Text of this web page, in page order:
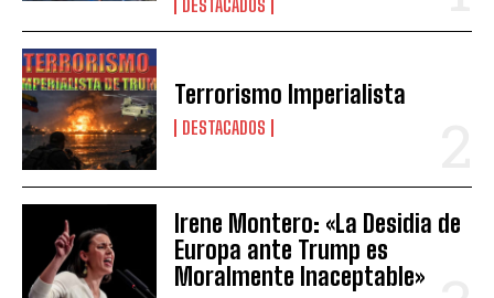
DESTACADOS
Terrorismo Imperialista
DESTACADOS
Irene Montero: «La Desidia de
Europa ante Trump es
Moralmente Inaceptable»